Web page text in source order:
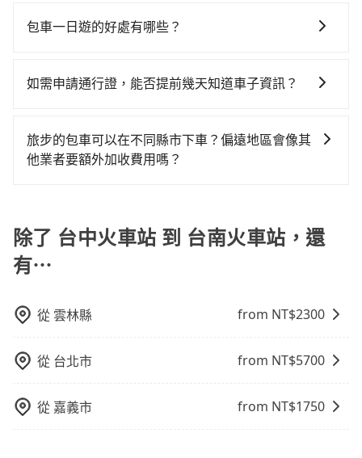
時1小時50分鐘。選擇搭乘高鐵而不預約包車，不僅每人
三人以下要乘車，也可參考tripool的拼車共乘服務，最
數超過四位，更是沒有較大的七人座或九人座可供選
修理，每一次租車都好像在開樂透一樣。另外，偶爾也
車或者要載其他乘客的人來說就有不小的風險。最後，
雖然路邊隨租隨還看似方便，但實際使用時還是有其區
20倍。再加上台中市有些計程車司機不按錶計費，約有
都是你從台中火車站到台南火車站的最佳選擇。
KKDAY、KLOOK、叫車吧等。tripool旅步專注在長程
於有高效的車輛調度能力，能以市價7~8折提供專車到府
方，只要是長途交通且途中遵守台灣法律，無論是清明
檢疫、預約叫車、機場接送、定期洗腎、包月上下班，
司報帳打統編，在結帳時可以受理，並於乘車後一週內
寄出電子收據。
包車一日遊的好處有哪些？
願和需要來安排行程，其次，包車可以讓您更加深入地
環境中專心欣賞當地美景和文化，讓您的旅程更加輕鬆
自在。
如需申請通行證，能否提前幾天知道車子資訊？
供用車前一天凌晨六點前取消訂單的服務。所以我們會
在用車前一天才開始安排車輛，並於用車前一天晚上8點
協助安排。」
旅步的包車可以在不同縣市下車？偏遠地區會像其
他業者要額外加收費用嗎？
用，不會像其他業者那樣收取額外費用。但如果您需要
前往的地點屬於高海拔山區等特殊地點，就可能會需要
支付額外的費用，不過別擔心，您可以透過旅步官網查
除了 台中火車站 到 台南火車站，還
有⋯
從雲林縣 from NT$2300
從 台北市 from NT$5700
從 嘉義市 from NT$1750